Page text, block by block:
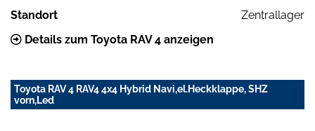
Standort
Zentrallager
Details zum Toyota RAV 4 anzeigen
Toyota RAV 4 RAV4 4x4 Hybrid Navi,el.Heckklappe, SHZ
vorn,Led